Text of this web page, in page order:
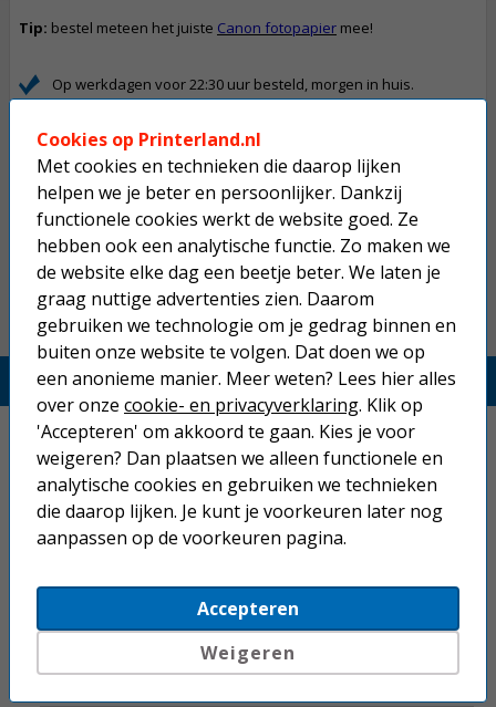
Tip: bestel meteen het juiste Canon fotopapier mee!
Op werkdagen voor 22:30 uur besteld, morgen in huis.
Niet goed geld terug.
Gratis verzending boven € 25,-
Betaal binnen 14 dagen na aankoop
Printerland.nl
Home
Inkjetprinters
Laserprinters
All-in-one printers
Beletteringsystemen
Labelprinters
Cookies op Printerland.nl
Met cookies en technieken die daarop lijken
helpen we je beter en persoonlijker. Dankzij
functionele cookies werkt de website goed. Ze
hebben ook een analytische functie. Zo maken we
de website elke dag een beetje beter. We laten je
graag nuttige advertenties zien. Daarom
gebruiken we technologie om je gedrag binnen en
buiten onze website te volgen. Dat doen we op
een anonieme manier. Meer weten? Lees hier alles
over onze cookie- en privacyverklaring. Klik op
'Accepteren' om akkoord te gaan. Kies je voor
weigeren? Dan plaatsen we alleen functionele en
analytische cookies en gebruiken we technieken
die daarop lijken. Je kunt je voorkeuren later nog
aanpassen op de voorkeuren pagina.
Accepteren
Weigeren